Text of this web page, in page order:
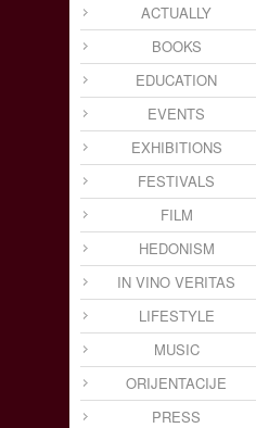
ACTUALLY
BOOKS
EDUCATION
EVENTS
EXHIBITIONS
FESTIVALS
FILM
HEDONISM
IN VINO VERITAS
LIFESTYLE
MUSIC
ORIJENTACIJE
PRESS